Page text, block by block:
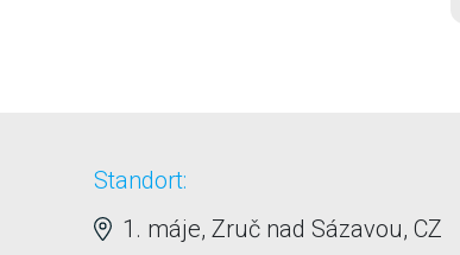
Standort:
1. máje, Zruč nad Sázavou, CZ